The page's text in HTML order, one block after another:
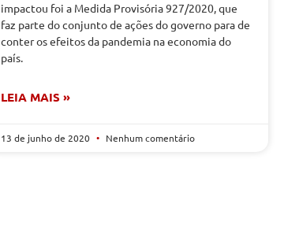
impactou foi a Medida Provisória 927/2020, que
faz parte do conjunto de ações do governo para de
conter os efeitos da pandemia na economia do
país.
LEIA MAIS »
13 de junho de 2020 Nenhum comentário